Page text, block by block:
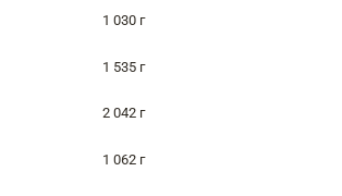
1 030 г
1 535 г
2 042 г
1 062 г